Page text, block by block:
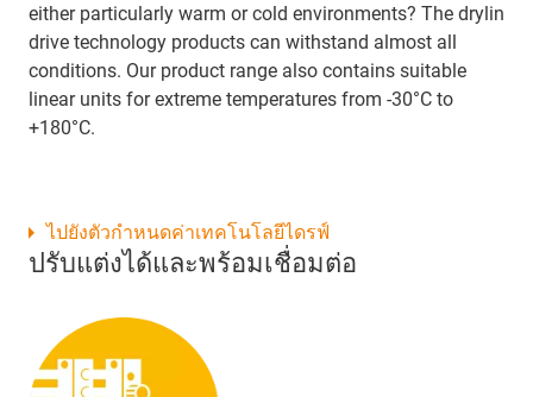
either particularly warm or cold environments? The drylin
drive technology products can withstand almost all
conditions. Our product range also contains suitable
linear units for extreme temperatures from -30°C to
+180°C.
ปรับแต่งได้และพร้อมเชื่อมต่อ
ไปยังตัวกำหนดค่าเทคโนโลยีไดรฟ์